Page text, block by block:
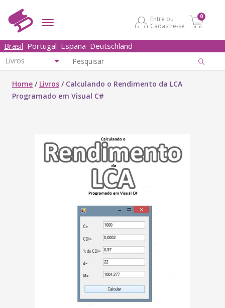
Entre ou
Cadastre-se
0
Brasil Portugal España Deutschland
Home / Livros / Calculando o Rendimento da LCA
Programado em Visual C#